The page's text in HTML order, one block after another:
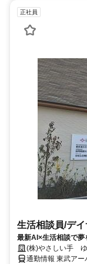
正社員
生活相談員/デ
最新AI×生活相談で
(株)やさしい手
通勤情報 東武ア